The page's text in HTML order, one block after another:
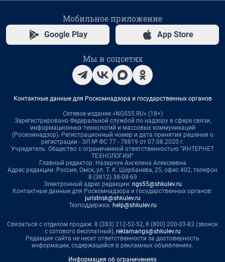
Мобильное приложение
Google Play App Store
Мы в соцсетях
Контактные данные для Роскомнадзора и государственных органов
Сетевое издание «NGS55.RU» (18+)
Зарегистрировано Федеральной службой по надзору в сфере связи,
информационных технологий и массовых коммуникаций
(Роскомнадзор). Регистрационный номер и дата принятия решения о
регистрации - ЭЛ № ФС 77 - 78819 от 07.08.2020 г.
Учредитель: Общество с ограниченной ответственностью "ИНТЕРНЕТ
ТЕХНОЛОГИИ"
Главный редактор: Назарчук Ангелина Алексеевна
Адрес редакции: Россия, Омск, ул. Т. К. Щербанева, 25, офис 402, телефон
8 (3812) 38-08-69
Электронный адрес редакции: ngs55@shkulev.ru
Контактные данные для Роскомнадзора и государственных органов:
juristnsk@shkulev.ru
Техподдержка: help@shkulev.ru
Связаться с отделом продаж: 8 (383) 212-52-52, 8 (800) 200-03-83 (звонок
с сотового бесплатный), reklamangs@shkulev.ru
Редакция сайта не несет ответственности за достоверность
информации, содержащейся в рекламных объявлениях.
Информация об ограничениях